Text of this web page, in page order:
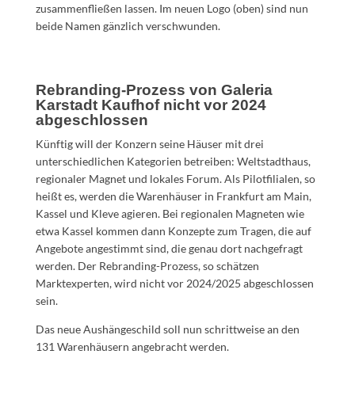
zusammenfließen lassen. Im neuen Logo (oben) sind nun
beide Namen gänzlich verschwunden.
Rebranding-Prozess von Galeria
Karstadt Kaufhof nicht vor 2024
abgeschlossen
Künftig will der Konzern seine Häuser mit drei
unterschiedlichen Kategorien betreiben: Weltstadthaus,
regionaler Magnet und lokales Forum. Als Pilotfilialen, so
heißt es, werden die Warenhäuser in Frankfurt am Main,
Kassel und Kleve agieren. Bei regionalen Magneten wie
etwa Kassel kommen dann Konzepte zum Tragen, die auf
Angebote angestimmt sind, die genau dort nachgefragt
werden. Der Rebranding-Prozess, so schätzen
Marktexperten, wird nicht vor 2024/2025 abgeschlossen
sein.
Das neue Aushängeschild soll nun schrittweise an den
131 Warenhäusern angebracht werden.